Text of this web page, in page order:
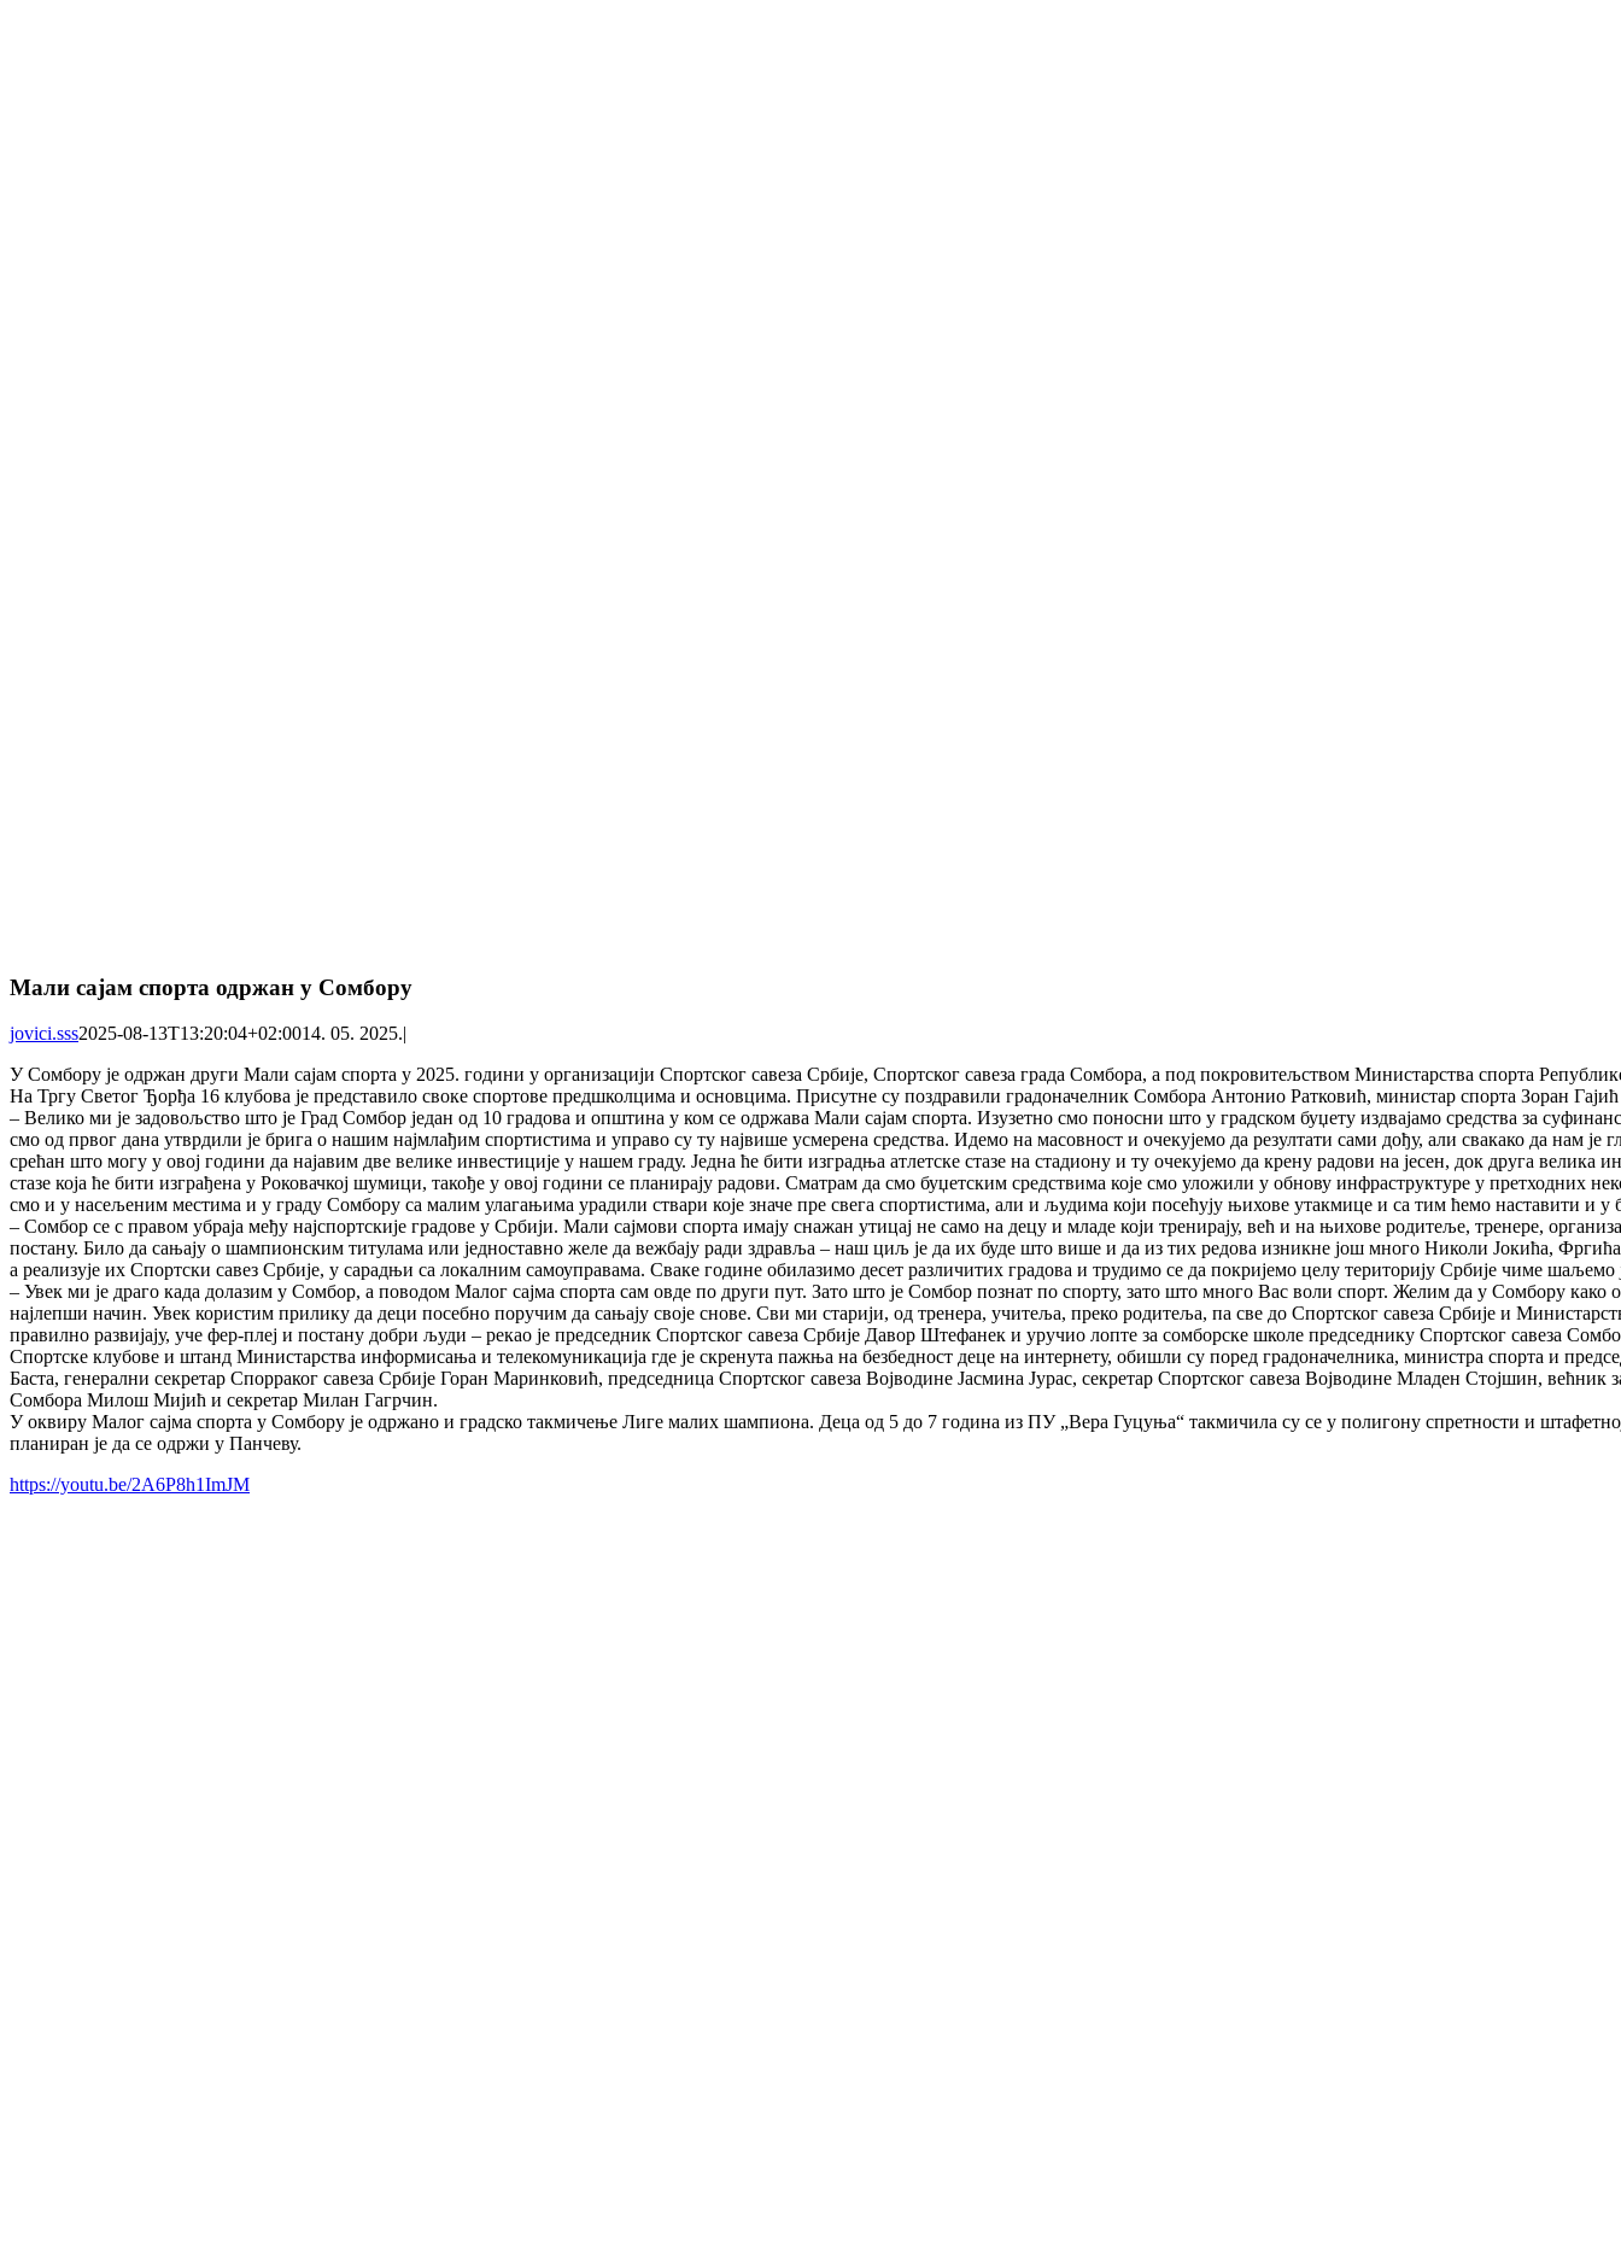
Мали сајам спорта одржан у Сомбору
jovici.sss2025-08-13T13:20:04+02:0014. 05. 2025.|
У Сомбору је одржан други Мали сајам спорта у 2025. години у организацији Спортског савеза Србије, Спортског савеза града Сомбора, а под покровитељством Министарства спорта
На Тргу Светог Ђорђа 16 клубова је представило своке спортове предшколцима и основцима. Присутне су поздравили градоначелник Сомбора Антонио Ратковић, министар спорта Зоран
– Велико ми је задовољство што је Град Сомбор један од 10 градова и општина у ком се одржава Мали сајам спорта. Изузетно смо поносни што у градском буџету издвајамо средства за
смо од првог дана утврдили је брига о нашим најмлађим спортистима и управо су ту највише усмерена средства. Идемо на масовност и очекујемо да резултати сами дођу, али свакако да нам
срећан што могу у овој години да најавим две велике инвестиције у нашем граду. Једна ће бити изградња атлетске стазе на стадиону и ту очекујемо да крену радови на јесен, док друга велика
стазе која ће бити изграђена у Роковачкој шумици, такође у овој години се планирају радови. Сматрам да смо буџетским средствима које смо уложили у обнову инфраструктуре у претходних
смо и у насељеним местима и у граду Сомбору са малим улагањима урадили ствари које значе пре свега спортистима, али и људима који посећују њихове утакмице и са тим ћемо наставити и
– Сомбор се с правом убраја међу најспортскије градове у Србији. Мали сајмови спорта имају снажан утицај не само на децу и младе који тренирају, већ и на њихове родитеље, тренере,
постану. Било да сањају о шампионским титулама или једноставно желе да вежбају ради здравља – наш циљ је да их буде што више и да из тих редова изникне још много Николи Јокића,
а реализује их Спортски савез Србије, у сарадњи са локалним самоуправама. Сваке године обилазимо десет различитих градова и трудимо се да покријемо целу територију Србије чиме шаљемо
– Увек ми је драго када долазим у Сомбор, а поводом Малог сајма спорта сам овде по други пут. Зато што је Сомбор познат по спорту, зато што много Вас воли спорт. Желим да у Сомбору како
најлепши начин. Увек користим прилику да деци посебно поручим да сањају своје снове. Сви ми старији, од тренера, учитеља, преко родитеља, па све до Спортског савеза Србије и
правилно развијају, уче фер-плеј и постану добри људи – рекао је председник Спортског савеза Србије Давор Штефанек и уручио лопте за сомборске школе председнику Спортског савеза
Спортске клубове и штанд Министарства информисања и телекомуникација где је скренута пажња на безбедност деце на интернету, обишли су поред градоначелника, министра спорта и
Баста, генерални секретар Спорраког савеза Србије Горан Маринковић, председница Спортског савеза Војводине Јасмина Јурас, секретар Спортског савеза Војводине Младен Стојшин,
Сомбора Милош Мијић и секретар Милан Гагрчин.
У оквиру Малог сајма спорта у Сомбору је одржано и градско такмичење Лиге малих шампиона. Деца од 5 до 7 година из ПУ „Вера Гуцуња“ такмичила су се у полигону спретности и
планиран је да се одржи у Панчеву.
https://youtu.be/2A6P8h1ImJM